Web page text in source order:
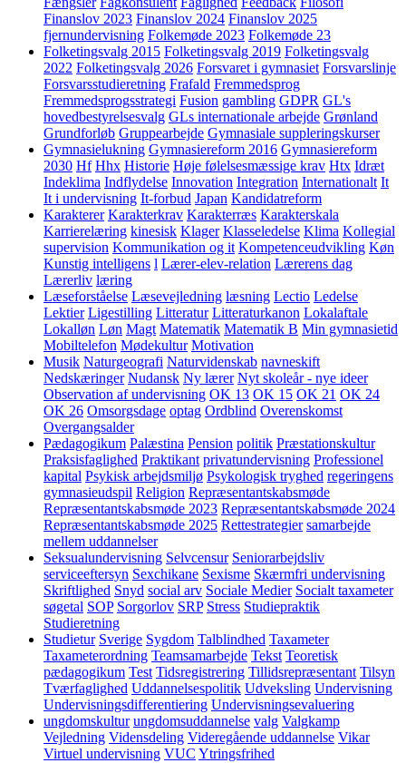
Finanslov 2023 Finanslov 2024 Finanslov 2025
fjernundervisning Folkemøde 2023 Folkemøde 23
Folketingsvalg 2015 Folketingsvalg 2019 Folketingsvalg
2022 Folketingsvalg 2026 Forsvaret i gymnasiet Forsvarslinje
Forsvarsstudieretning Frafald Fremmedsprog
Fremmedsprogsstrategi Fusion gambling GDPR GL's
hovedbestyrelsesvalg GLs internationale arbejde Grønland
Grundforløb Gruppearbejde Gymnasiale suppleringskurser
Gymnasielukning Gymnasiereform 2016 Gymnasiereform
2030 Hf Hhx Historie Høje følelsesmæssige krav Htx Idræt
Indeklima Indflydelse Innovation Integration Internationalt It
It i undervisning It-forbud Japan Kandidatreform
Karakterer Karakterkrav Karakterræs Karakterskala
Karrierelæring kinesisk Klager Klasseledelse Klima Kollegial
supervision Kommunikation og it Kompetenceudvikling Køn
Kunstig intelligens l Lærer-elev-relation Lærerens dag
Lærerliv læring
Læseforståelse Læsevejledning læsning Lectio Ledelse
Lektier Ligestilling Litteratur Litteraturkanon Lokalaftale
Lokalløn Løn Magt Matematik Matematik B Min gymnasietid
Mobiltelefon Mødekultur Motivation
Musik Naturgeografi Naturvidenskab navneskift
Nedskæringer Nudansk Ny lærer Nyt skoleår - nye ideer
Observation af undervisning OK 13 OK 15 OK 21 OK 24
OK 26 Omsorgsdage optag Ordblind Overenskomst
Overgangsalder
Pædagogikum Palæstina Pension politik Præstationskultur
Praksisfaglighed Praktikant privatundervisning Professionel
kapital Psykisk arbejdsmiljø Psykologisk tryghed regeringens
gymnasieudspil Religion Repræsentantskabsmøde
Repræsentantskabsmøde 2023 Repræsentantskabsmøde 2024
Repræsentantskabsmøde 2025 Rettestrategier samarbejde
mellem uddannelser
Seksualundervisning Selvcensur Seniorarbejdsliv
serviceeftersyn Sexchikane Sexisme Skærmfri undervisning
Skriftlighed Snyd social arv Sociale Medier Socialt taxameter
søgetal SOP Sorgorlov SRP Stress Studiepraktik
Studieretning
Studietur Sverige Sygdom Talblindhed Taxameter
Taxameterordning Teamsamarbejde Tekst Teoretisk
pædagogikum Test Tidsregistrering Tillidsrepræsentant Tilsyn
Tværfaglighed Uddannelsespolitik Udveksling Undervisning
Undervisningsdifferentiering Undervisningsevaluering
ungdomskultur ungdomsuddannelse valg Valgkamp
Vejledning Vidensdeling Videregående uddannelse Vikar
Virtuel undervisning VUC Ytringsfrihed